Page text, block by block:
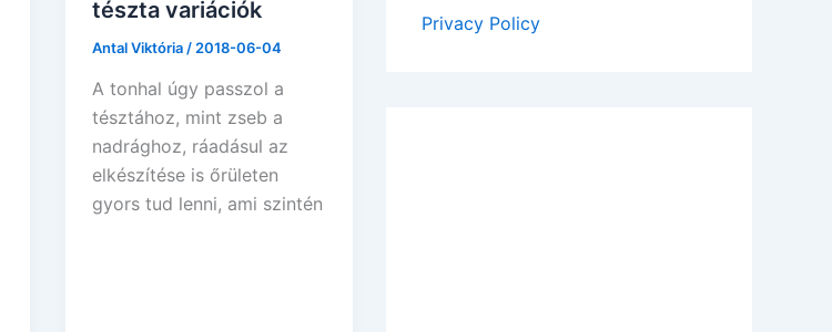
tészta variációk
Antal Viktória / 2018-06-04
A tonhal úgy passzol a
tésztához, mint zseb a
nadrághoz, ráadásul az
elkészítése is őrületen
gyors tud lenni, ami szintén
Privacy Policy